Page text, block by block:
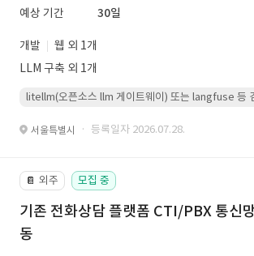
예상 기간
30일
개발
웹 외 1개
LLM 구축 외 1개
litellm(오픈소스 llm 게이트웨이) 또는 langfuse 등
서울특별시 · 등록일자 2026.07.28.
📔 외주 모집 중
기존 전화상담 플랫폼 CTI/PBX 통신
동